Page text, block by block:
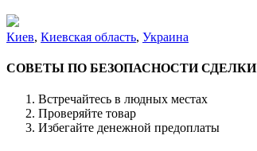
Киев, Киевская область, Украина
СОВЕТЫ ПО БЕЗОПАСНОСТИ СДЕЛКИ
Встречайтесь в людных местах
Проверяйте товар
Избегайте денежной предоплаты